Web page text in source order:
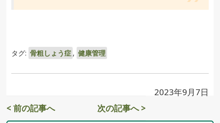
タグ: 骨粗しょう症 , 健康管理
2023年9月7日
< 前の記事へ
次の記事へ >